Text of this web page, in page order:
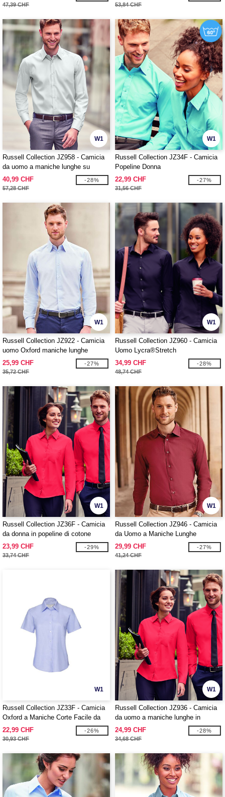
47,39 CHF 53,84 CHF
W1
Russell Collection JZ958 - Camicia
da uomo a maniche lunghe su
misura Ultimate Non Iron
40,99 CHF
57,28 CHF
-28%
W1
Russell Collection JZ34F - Camicia
Popeline Donna
22,99 CHF
31,56 CHF
-27%
W1
Russell Collection JZ922 - Camicia
uomo Oxford maniche lunghe
25,99 CHF
35,72 CHF
-27%
W1
Russell Collection JZ960 - Camicia
Uomo Lycra®Stretch
34,99 CHF
48,74 CHF
-28%
W1
Russell Collection JZ36F - Camicia
da donna in popeline di cotone
100%.
23,99 CHF
33,74 CHF
-29%
W1
Russell Collection JZ946 - Camicia
da Uomo a Maniche Lunghe
Aderente
29,99 CHF
41,24 CHF
-27%
W1
Russell Collection JZ33F - Camicia
Oxford a Maniche Corte Facile da
Curare da Donna
22,99 CHF
30,93 CHF
-26%
W1
Russell Collection JZ936 - Camicia
da uomo a maniche lunghe in
popeline di puro cotone facile da
curare
24,99 CHF
34,68 CHF
-28%